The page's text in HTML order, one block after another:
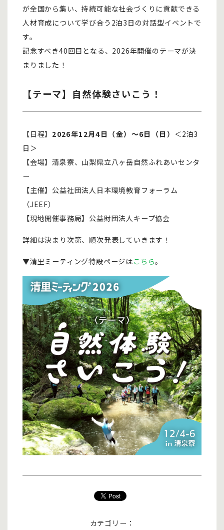
が全国から集い、持続可能な社会づくりに貢献できる
人材育成について学び合う2泊3日の対話型イベントで
す。
記念すべき40回目となる、2026年開催のテーマが決
まりました！
【テーマ】 自然体験さいこう！
【日程】 2026年12月4日（金）～6日（日） ＜2泊3
日＞
【会場】清泉寮、山梨県立八ヶ岳自然ふれあいセンタ
ー
【主催】公益社団法人日本環境教育フォーラム
（JEEF）
【現地開催事務局】公益財団法人キープ協会
詳細は決まり次第、順次発表していきます！
▼清里ミーティング特設ページはこちら。
カテゴリー：